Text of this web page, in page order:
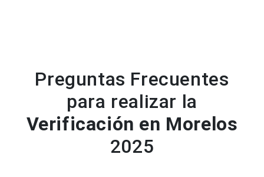
Preguntas Frecuentes
para realizar la
Verificación en Morelos
2025